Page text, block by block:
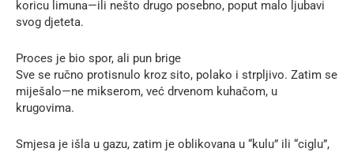
koricu limuna—ili nešto drugo posebno, poput malo ljubavi
svog djeteta.
Proces je bio spor, ali pun brige
Sve se ručno protisnulo kroz sito, polako i strpljivo. Zatim se
miješalo—ne mikserom, već drvenom kuhačom, u
krugovima.
Smjesa je išla u gazu, zatim je oblikovana u “kulu” ili “ciglu”,